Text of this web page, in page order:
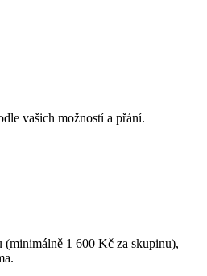
vašich možností a přání.
1 600 Kč za skupinu),